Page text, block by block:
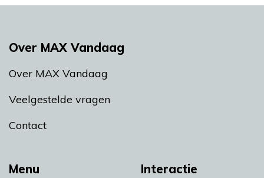
Menu Interactie
Over MAX Vandaag
Over MAX Vandaag
Veelgestelde vragen
Contact